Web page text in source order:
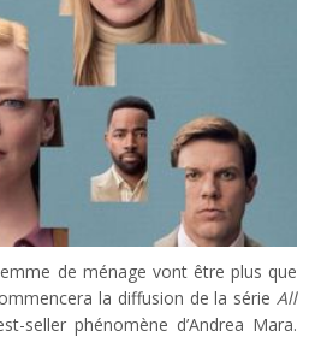
de ménage vont être plus que
la diffusion de la série All
seller phénomène d’Andrea Mara.